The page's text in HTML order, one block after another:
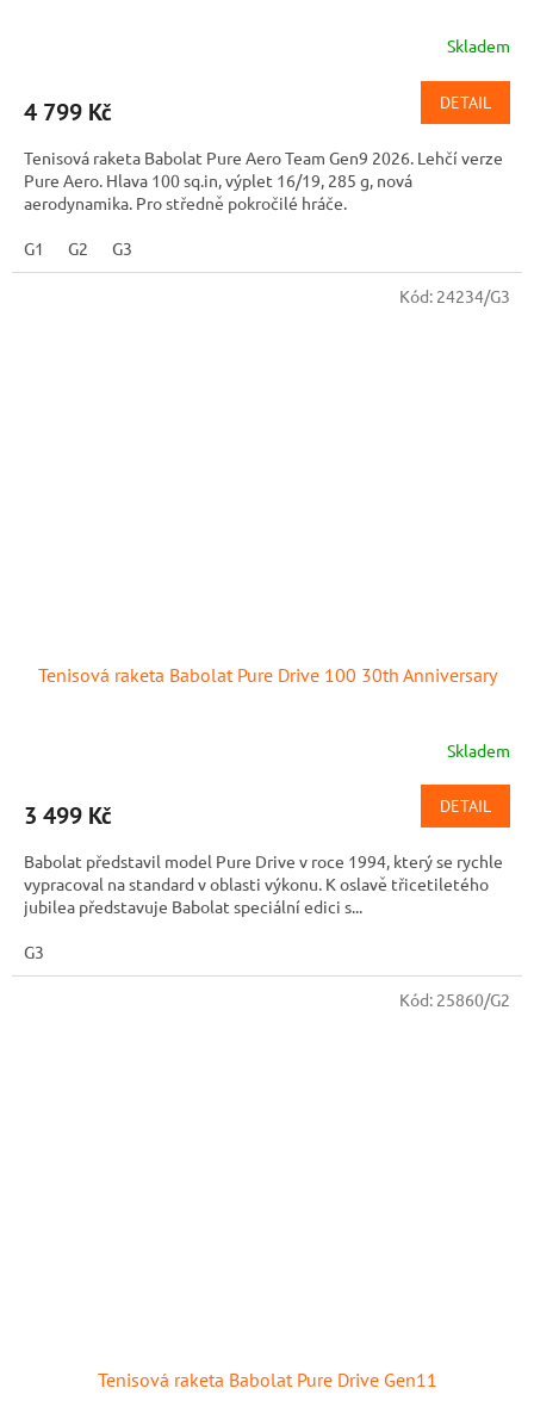
Skladem
4 799 Kč DETAIL
Tenisová raketa Babolat Pure Aero Team Gen9 2026. Lehčí verze
Pure Aero. Hlava 100 sq.in, výplet 16/19, 285 g, nová
aerodynamika. Pro středně pokročilé hráče.
G1 G2 G3
Tenisová raketa Babolat Pure Drive 100 30th Anniversary
Skladem
3 499 Kč DETAIL
Babolat představil model Pure Drive v roce 1994, který se rychle
vypracoval na standard v oblasti výkonu. K oslavě třicetiletého
jubilea představuje Babolat speciální edici s...
G3
Kód: 24234/G3
Tenisová raketa Babolat Pure Drive Gen11
Kód: 25860/G2